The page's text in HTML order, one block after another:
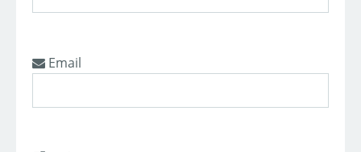
Email